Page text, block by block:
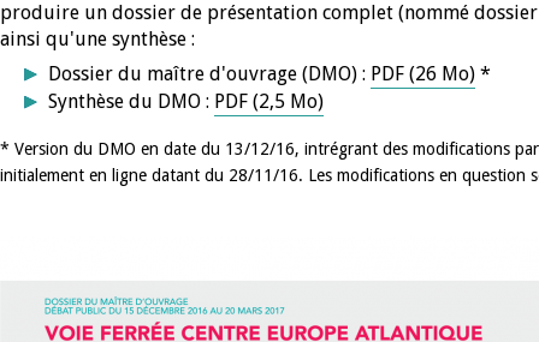
produire un dossier de présentation complet (nommé
ainsi qu'une synthèse :
Dossier du maître d'ouvrage (DMO) : PDF (26 Mo) *
Synthèse du DMO : PDF (2,5 Mo)
* Version du DMO en date du 13/12/16, intrégrant des modifications
initialement en ligne datant du 28/11/16. Les modifications en question